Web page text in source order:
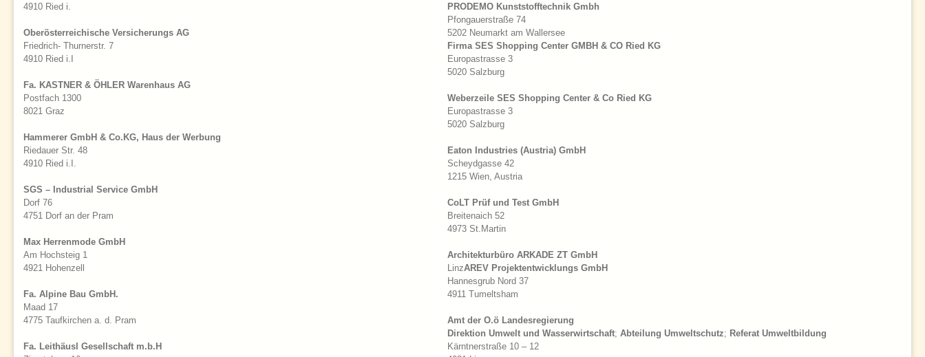
4910 Ried i.
Oberösterreichische Versicherungs AG
Friedrich- Thurnerstr. 7
4910 Ried i.I
Fa. KASTNER & ÖHLER Warenhaus AG
Postfach 1300
8021 Graz
Hammerer GmbH & Co.KG, Haus der Werbung
Riedauer Str. 48
4910 Ried i.I.
SGS – Industrial Service GmbH
Dorf 76
4751 Dorf an der Pram
Max Herrenmode GmbH
Am Hochsteig 1
4921 Hohenzell
Fa. Alpine Bau GmbH.
Maad 17
4775 Taufkirchen a. d. Pram
Fa. Leithäusl Gesellschaft m.b.H
PRODEMO Kunststofftechnik Gmbh
Pfongauerstraße 74
5202 Neumarkt am Wallersee
Firma SES Shopping Center GMBH & CO Ried KG
Europastrasse 3
5020 Salzburg
Weberzeile SES Shopping Center & Co Ried KG
Europastrasse 3
5020 Salzburg
Eaton Industries (Austria) GmbH
Scheydgasse 42
1215 Wien, Austria
CoLT Prüf und Test GmbH
Breitenaich 52
4973 St.Martin
Architekturbüro ARKADE ZT GmbH
LinzAREV Projektentwicklungs GmbH
Hannesgrub Nord 37
4911 Tumeltsham
Amt der O.ö Landesregierung
Direktion Umwelt und Wasserwirtschaft; Abteilung Umweltschutz; Referat Umweltbildung
Kärntnerstraße 10 – 12